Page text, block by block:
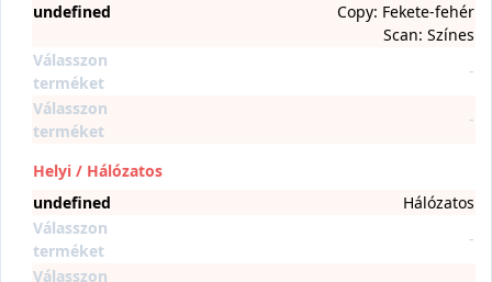
undefined
Copy: Fekete-fehér
Scan: Színes
Válasszon
terméket
-
Válasszon
terméket
-
Helyi / Hálózatos
undefined
Hálózatos
Válasszon
terméket
-
Válasszon